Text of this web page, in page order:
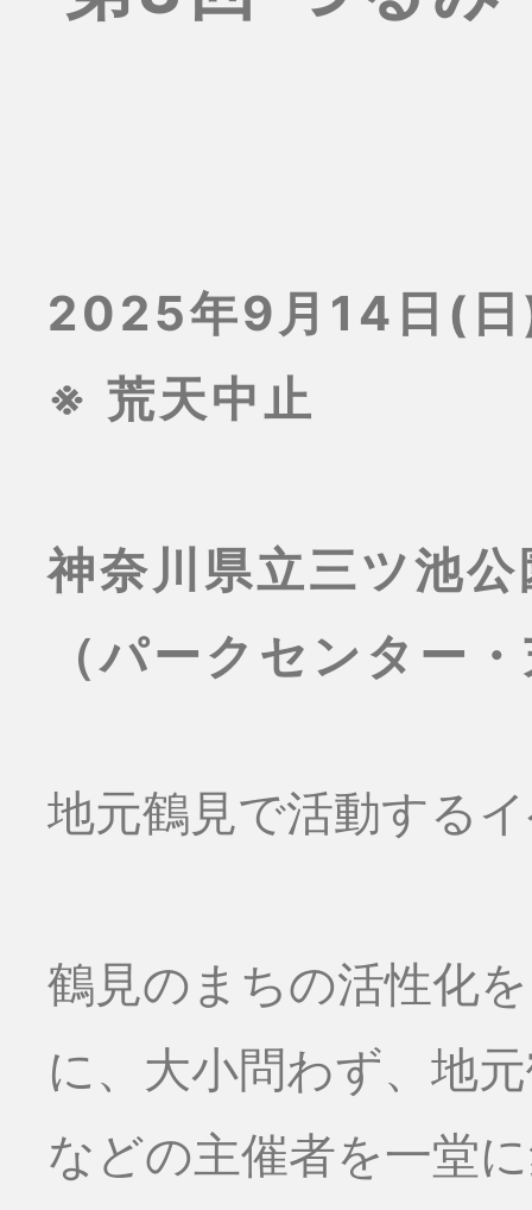
2025年9月14日(
※ 荒天中止
神奈川県立三ツ池公
（パークセンター
地元鶴見で活動する
鶴見のまちの活性化
に、大小問わず、地
などの主催者を一堂